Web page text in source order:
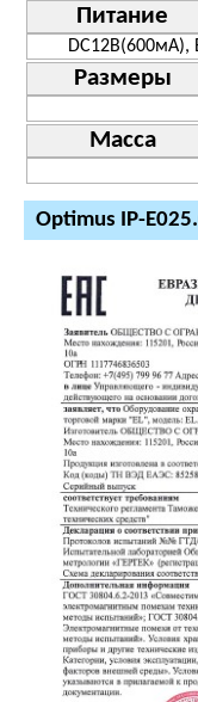
Питание
DC12В(600мА),
Размеры
Масса
Optimus IP-